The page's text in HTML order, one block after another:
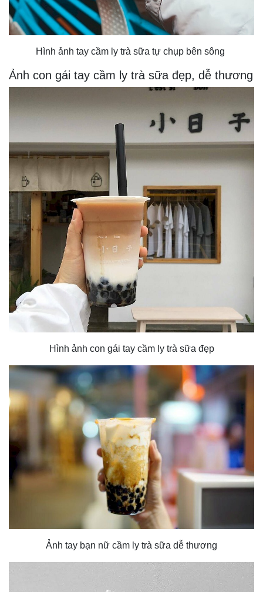
Hình ảnh tay cầm ly trà sữa tự chụp bên sông
Ảnh con gái tay cầm ly trà sữa đẹp, dễ thương
Hình ảnh con gái tay cầm ly trà sữa đẹp
Ảnh tay bạn nữ cầm ly trà sữa dễ thương